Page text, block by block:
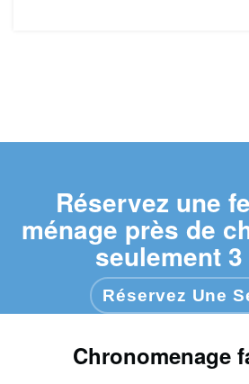
Réservez une
ménage près de
seulement
Réservez Une
Chronomenage